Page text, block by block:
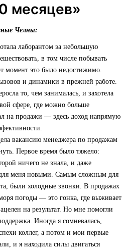
месяцев»
Челны:
лаборантом за небольшую
в том числе побывать
момент это было недостижимо.
и динамики в прежней работе.
то, чем занималась, и захотела
сфере, где можно больше
на продажи — здесь доход напрямую
вакансию менеджера по продажам
Первое время было тяжело:
ничего не знала, и даже
меня новыми. Самым сложным для
были холодные звонки. В продажах
погоды — это гонка, где выживает
на результат. Но мне помогли
Иногда я сомневалась,
коллег, а потом и мои первые
и я находила силы двигаться